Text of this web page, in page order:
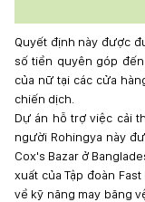
Quyết định này được
số tiền quyên góp
của nữ tại các cửa
chiến dịch.
Dự án hỗ trợ việc cải
người Rohingya này
Cox's Bazar ở
xuất của Tập đoàn
về kỹ năng may băng